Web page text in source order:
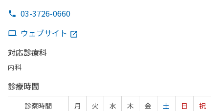
03-3726-0660
ウェブサイト
対応診療科
内科
診療時間
診察時間 月 火 水 木 金 土 日
祝